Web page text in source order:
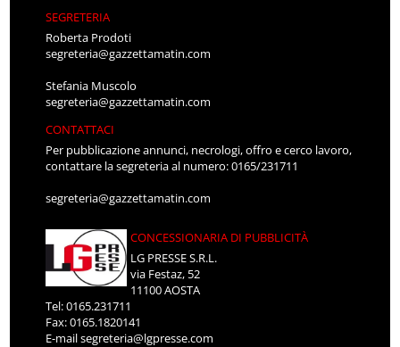
SEGRETERIA
Roberta Prodoti
segreteria@gazzettamatin.com
Stefania Muscolo
segreteria@gazzettamatin.com
CONTATTACI
Per pubblicazione annunci, necrologi, offro e cerco lavoro,
contattare la segreteria al numero: 0165/231711
segreteria@gazzettamatin.com
CONCESSIONARIA DI PUBBLICITÀ
LG PRESSE S.R.L.
via Festaz, 52
11100 AOSTA
Tel: 0165.231711
Fax: 0165.1820141
E-mailsegreteria@lgpresse.com